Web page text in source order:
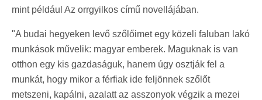
mint például Az orrgyilkos című novellájában.
"A budai hegyeken levő szőlőimet egy közeli faluban lakó
munkások művelik: magyar emberek. Maguknak is van
otthon egy kis gazdaságuk, hanem úgy osztják fel a
munkát, hogy mikor a férfiak ide feljönnek szőlőt
metszeni, kapálni, azalatt az asszonyok végzik a mezei